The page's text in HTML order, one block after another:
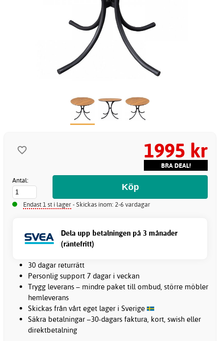
1995 kr
BRA DEAL!
Antal:
Endast 1 st i lager- Skickas inom: 2-6 vardagar
Dela upp betalningen på 3 månader
(räntefritt)
30 dagar returrätt
Personlig support 7 dagar i veckan
Trygg leverans – mindre paket till ombud, större möbler
hemleverans
Skickas från vårt eget lager i Sverige
Säkra betalningar –30-dagars faktura, kort, swish eller
direktbetalning